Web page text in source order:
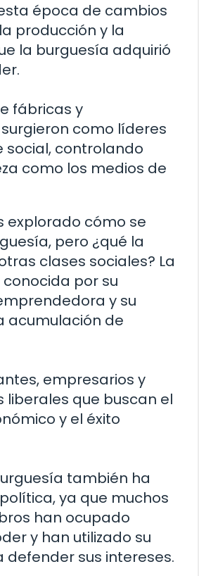
época de cambios
producción y la
la burguesía adquirió
fábricas y
como líderes
social, controlando
como los medios de
explorado cómo se
pero ¿qué la
clases sociales? La
por su
y su
acumulación de
empresarios y
liberales que buscan el
y el éxito
también ha
ya que muchos
han ocupado
y han utilizado su
defender sus intereses.